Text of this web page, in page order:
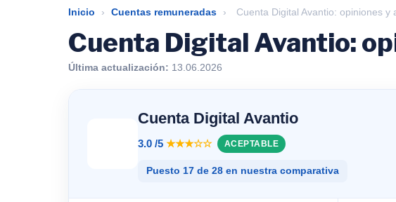
Inicio › Cuentas remuneradas › Cuenta Digital Avantio: opiniones y
Cuenta Digital Avantio:
Última actualización: 13.06.2026
Cuenta Digital Avantio
3.0 /5 ★★★☆☆ ACEPTABLE
Puesto 17 de 28 en nuestra comparativa